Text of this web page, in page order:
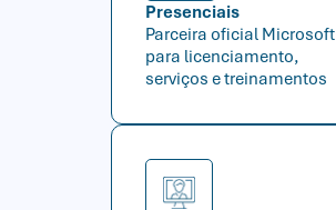
Presenciais
Parceira oficial Microsoft
para licenciamento,
serviços e treinamentos